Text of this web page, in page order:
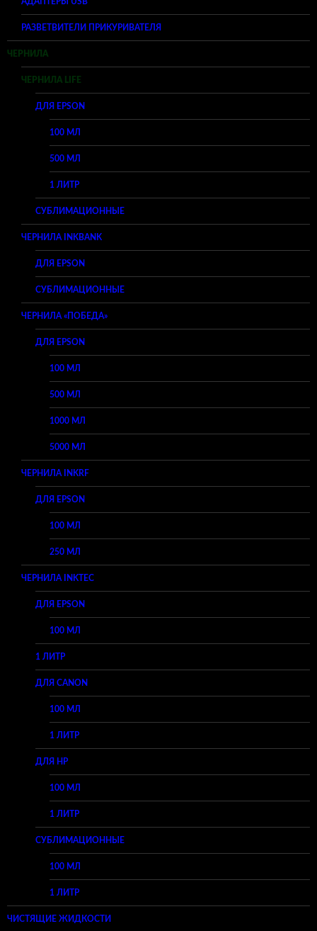
РАЗВЕТВИТЕЛИ ПРИКУРИВАТЕЛЯ
ЧЕРНИЛА
ЧЕРНИЛА LIFE
ДЛЯ EPSON
100 МЛ
500 МЛ
1 ЛИТР
СУБЛИМАЦИОННЫЕ
ЧЕРНИЛА INKBANK
ДЛЯ EPSON
СУБЛИМАЦИОННЫЕ
ЧЕРНИЛА «ПОБЕДА»
ДЛЯ EPSON
100 МЛ
500 МЛ
1000 МЛ
5000 МЛ
ЧЕРНИЛА INKRF
ДЛЯ EPSON
100 МЛ
250 МЛ
ЧЕРНИЛА INKTEC
ДЛЯ EPSON
100 МЛ
1 ЛИТР
ДЛЯ CANON
100 МЛ
1 ЛИТР
ДЛЯ HP
100 МЛ
1 ЛИТР
СУБЛИМАЦИОННЫЕ
100 МЛ
1 ЛИТР
ЧИСТЯЩИЕ ЖИДКОСТИ